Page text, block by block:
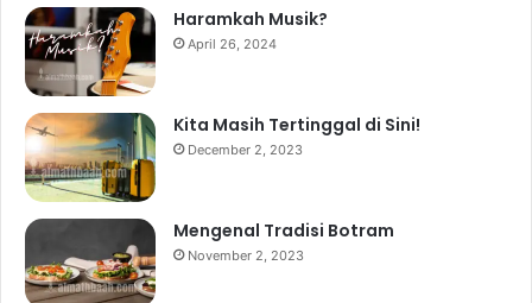
Haramkah Musik?
April 26, 2024
Kita Masih Tertinggal di Sini!
December 2, 2023
Mengenal Tradisi Botram
November 2, 2023